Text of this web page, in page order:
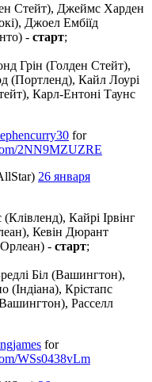
Стейт), Джеймс Харден
Джоел Ембіїд
- старт;
Грін (Голден Стейт),
(Портленд), Кайл Лоурі
Карл-Ентоні Таунс
for
2NN9MZUZRE
26 января
Кайрі Ірвінг
Кевін Дюрант
- старт;
Біл (Вашингтон),
(Індіана), Крістапс
Расселл
for
WSs0438vLm